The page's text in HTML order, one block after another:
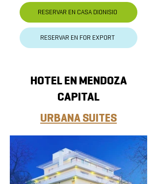
RESERVAR EN CASA DIONISIO
RESERVAR EN FOR EXPORT
HOTEL EN MENDOZA
CAPITAL
URBANA SUITES